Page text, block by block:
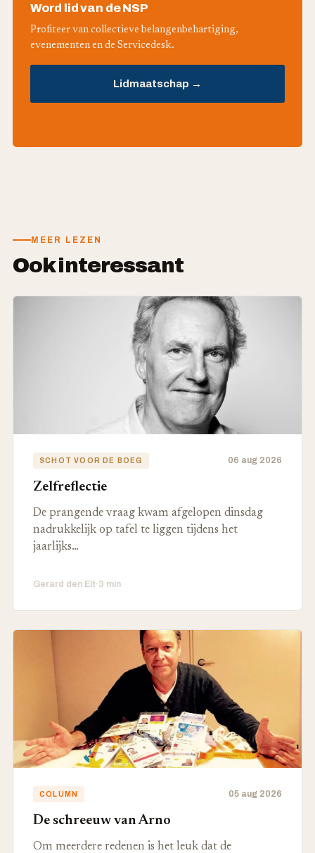
Word lid van de NSP
Profiteer van collectieve belangenbehartiging,
evenementen en de Servicedesk.
Lidmaatschap →
MEER LEZEN
Ook interessant
SCHOT VOOR DE BOEG 06 aug 2026
Zelfreflectie
De prangende vraag kwam afgelopen dinsdag
nadrukkelijk op tafel te liggen tijdens het
jaarlijks…
Gerard den Elt·3 min
COLUMN 05 aug 2026
De schreeuw van Arno
Om meerdere redenen is het leuk dat de